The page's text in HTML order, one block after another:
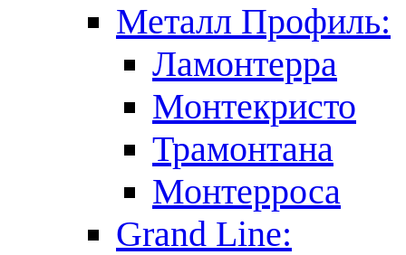
Металл Профиль:
Ламонтерра
Монтекристо
Трамонтана
Монтерроса
Grand Line: